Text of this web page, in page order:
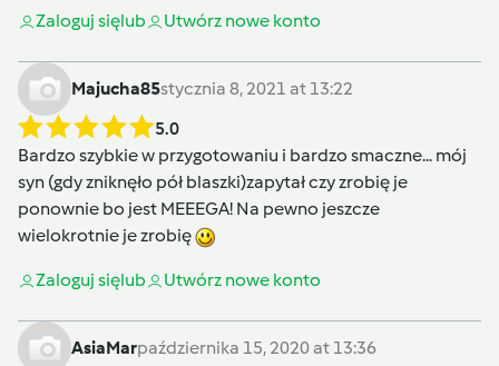
Zaloguj sięlub Utwórz nowe konto
Majucha85stycznia 8, 2021 at 13:22
5.0
Bardzo szybkie w przygotowaniu i bardzo smaczne... mój
syn (gdy zniknęło pół blaszki)zapytał czy zrobię je
ponownie bo jest MEEEGA! Na pewno jeszcze
wielokrotnie je zrobię
Zaloguj sięlub Utwórz nowe konto
AsiaMarpaździernika 15, 2020 at 13:36